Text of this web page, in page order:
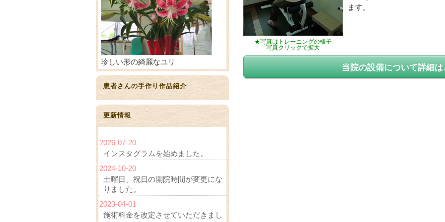
★写真はトレーニングの様子
写真クリックで拡大
ます。
当院の設備について詳細
珍しい形の綺麗なユリ
患者さんの手作り作品紹介
更新情報
2026-07-20
インスタグラムを始めました。
2024-10-20
土曜日、祝日の開院時間が変更にな
りました。
2023-04-01
施術料金を改定させていただきまし